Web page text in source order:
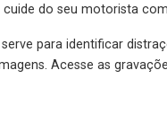
para identificar
Acesse as